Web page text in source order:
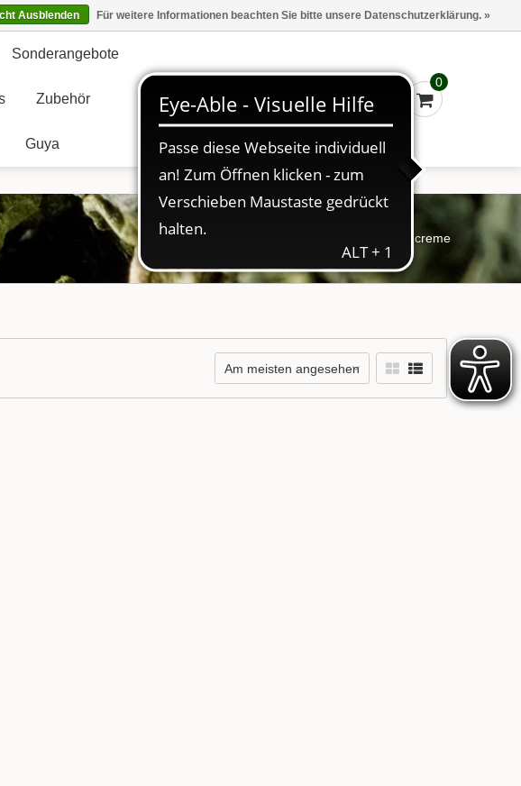
Marken Kasse - €0,00 Anmelden
Sonderangebote
Zubehör
Guya
0
creme
Am meisten angesehen
Ausblenden Für weitere Informationen beachten Sie bitte unsere Datenschutzerklärung. »